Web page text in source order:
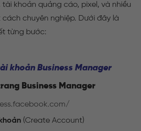
khoản quảng cáo, pixel, và nhiều
chuyên nghiệp. Dưới đây là
từng bước:
khoản Business Manager
Business Manager
(Create Account)